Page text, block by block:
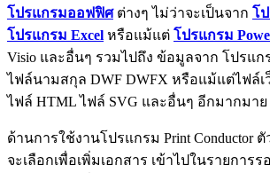
โปรแกรมออฟฟิศต่างๆ ไม่ว่าจะเป็นจาก โ
โปรแกรม Excel หรือแม้แต่ โปรแกรม
Visio และอื่นๆ รวมไปถึง ข้อมูลจาก โปรแก
ไฟล์นามสกุล DWF DWFX หรือแม้แต่ไฟล์เ
ไฟล์ HTML ไฟล์ SVG และอื่นๆ อีกมากมาย
ด้านการใช้งานโปรแกรม Print Conductor
จะเลือกเพื่อเพิ่มเอกสาร เข้าไปในรายการ